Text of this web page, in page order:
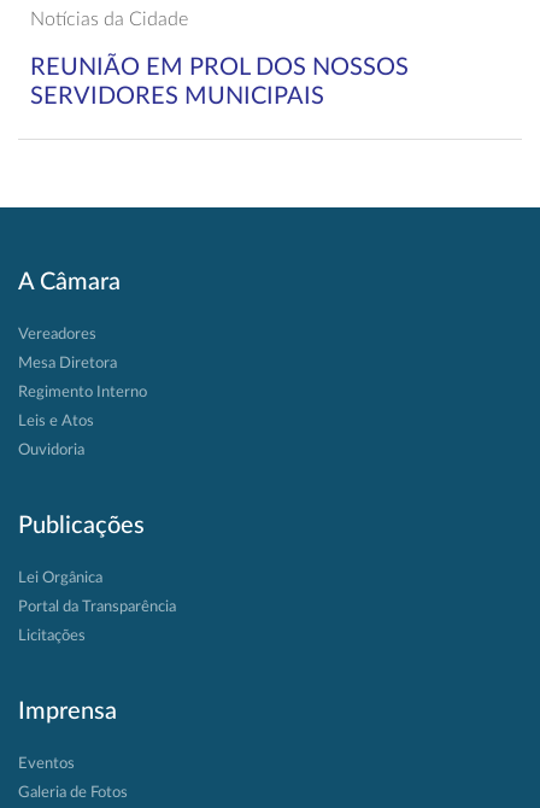
Notícias da Cidade
REUNIÃO EM PROL DOS NOSSOS
SERVIDORES MUNICIPAIS
A Câmara
Vereadores
Mesa Diretora
Regimento Interno
Leis e Atos
Ouvidoria
Publicações
Lei Orgânica
Portal da Transparência
Licitações
Imprensa
Eventos
Galeria de Fotos